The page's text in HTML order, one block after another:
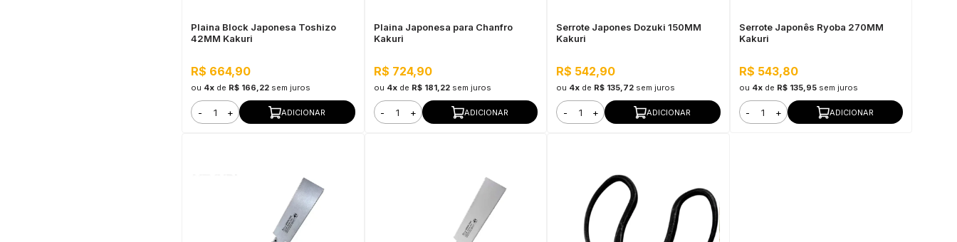
Plaina Block Japonesa Toshizo
42MM Kakuri
R$ 664,90
ou 4x de R$ 166,22 sem juros
- + ADICIONAR
Plaina Japonesa para Chanfro
Kakuri
R$ 724,90
ou 4xde R$ 181,22 sem juros
- + ADICIONAR
Serrote Japones Dozuki 150MM
Kakuri
R$ 542,90
ou 4x de R$ 135,72 sem juros
- + ADICIONAR
Serrote Japonês Ryoba 270MM
Kakuri
R$ 543,80
ou 4xde R$ 135,95 sem juros
- + ADICIONAR